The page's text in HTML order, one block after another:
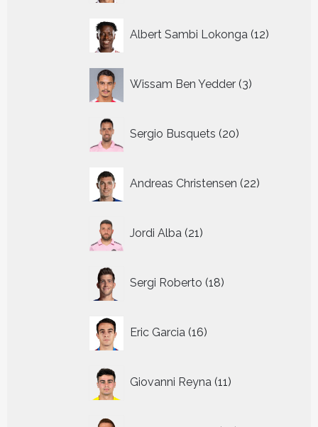
Albert Sambi Lokonga 12
Wissam Ben Yedder 3
producten
Sergio Busquets 20
producten
Andreas Christensen 22
producten
Jordi Alba 21
producten
Sergi Roberto 18
producten
Eric Garcia 16
producten
Giovanni Reyna 11
producten